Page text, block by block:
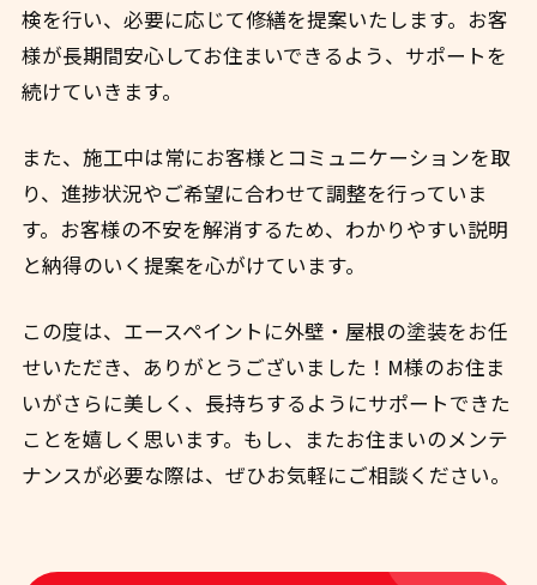
検を行い、必要に応じて修繕を提案いたします。お客
様が長期間安心してお住まいできるよう、サポートを
続けていきます。
また、施工中は常にお客様とコミュニケーションを取
り、進捗状況やご希望に合わせて調整を行っていま
す。お客様の不安を解消するため、わかりやすい説明
と納得のいく提案を心がけています。
この度は、エースペイントに外壁・屋根の塗装をお任
せいただき、ありがとうございました！M様のお住ま
いがさらに美しく、長持ちするようにサポートできた
ことを嬉しく思います。もし、またお住まいのメンテ
ナンスが必要な際は、ぜひお気軽にご相談ください。